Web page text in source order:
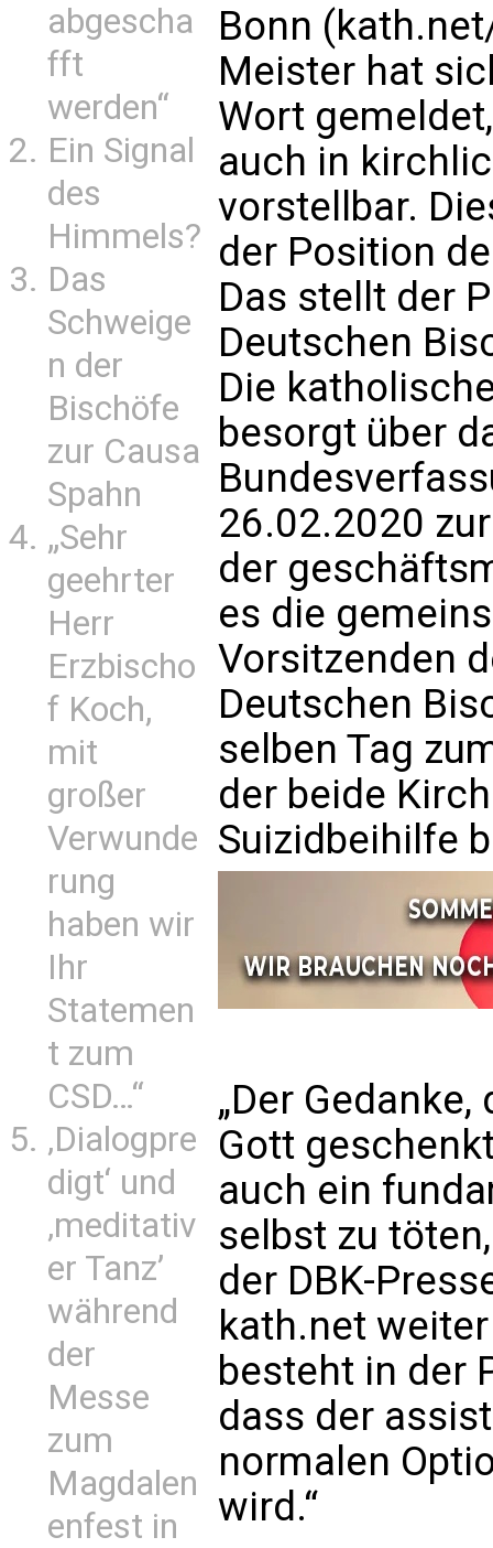
abgescha
fft
werden“
Ein Signal
des
Himmels?
Das
Schweige
n der
Bischöfe
zur Causa
Spahn
„Sehr
geehrter
Herr
Erzbischo
f Koch,
mit
großer
Verwunde
rung
haben wir
Ihr
Statemen
t zum
CSD…“
‚Dialogpre
digt‘ und
‚meditativ
er Tanz’
während
der
Messe
zum
Magdalen
enfest in
Bonn
Meister hat
Wort
auch in
vorstellbar.
der Position
Das stellt der
Deutschen
Die
besorgt über
26.02.2020
der
es die
Vorsitzenden
Deutschen
selben Tag
der beide
Suizidbeihilfe
„Der
Gott
auch ein
selbst zu
der DBK-
kath.net
besteht in der
dass der
normalen
wird.“